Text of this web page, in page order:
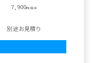
7,900円/税別
別途お見積り